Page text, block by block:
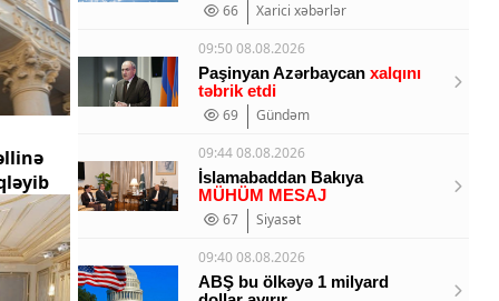
66
Xarici xəbərlər
09:50 08.08.2026
Paşinyan Azərbaycan xalqını
təbrik etdi
69
Gündəm
09:44 08.08.2026
İslamabaddan Bakıya
MÜHÜM MESAJ
67
Siyasət
09:40 08.08.2026
ABŞ bu ölkəyə 1 milyard